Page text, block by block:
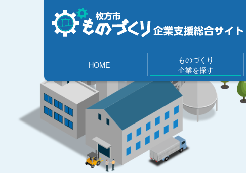
HOME
ものづくり
企業を探す